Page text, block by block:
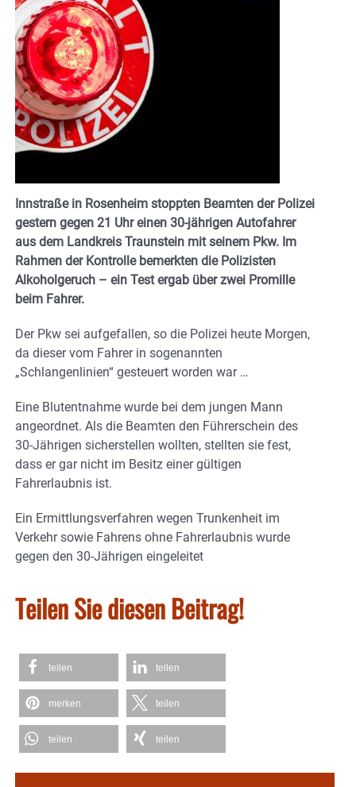
Innstraße in Rosenheim stoppten Beamten der Polizei
gestern gegen 21 Uhr einen 30-jährigen Autofahrer
aus dem Landkreis Traunstein mit seinem Pkw. Im
Rahmen der Kontrolle bemerkten die Polizisten
Alkoholgeruch – ein Test ergab über zwei Promille
beim Fahrer.
Der Pkw sei aufgefallen, so die Polizei heute Morgen,
da dieser vom Fahrer in sogenannten
„Schlangenlinien“ gesteuert worden war …
Eine Blutentnahme wurde bei dem jungen Mann
angeordnet. Als die Beamten den Führerschein des
30-Jährigen sicherstellen wollten, stellten sie fest,
dass er gar nicht im Besitz einer gültigen
Fahrerlaubnis ist.
Ein Ermittlungsverfahren wegen Trunkenheit im
Verkehr sowie Fahrens ohne Fahrerlaubnis wurde
gegen den 30-Jährigen eingeleitet
Teilen Sie diesen Beitrag!
teilen teilen
merken teilen
teilen teilen